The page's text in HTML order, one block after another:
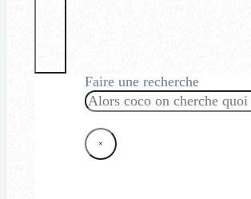
Faire une recherche
Rechercher
×